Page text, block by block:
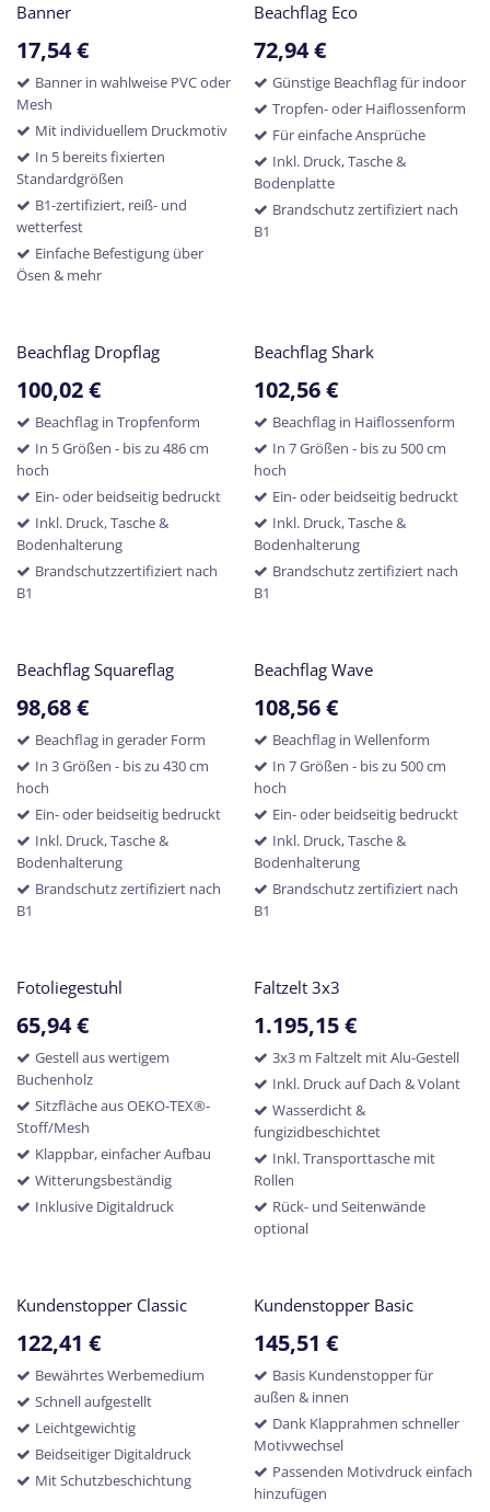
Banner
17,54€
Banner in wahlweise PVC oder
Mesh
Mit individuellem Druckmotiv
In 5 bereits fixierten
Standardgrößen
B1-zertifiziert, reiß- und
wetterfest
Einfache Befestigung über
Ösen & mehr
Beachflag Eco
72,94€
Günstige Beachflag für indoor
Tropfen- oder Haiflossenform
Für einfache Ansprüche
Inkl. Druck, Tasche &
Bodenplatte
Brandschutz zertifiziert nach
B1
Beachflag Dropflag
100,02€
Beachflag in Tropfenform
In 5 Größen - bis zu 486 cm
hoch
Ein- oder beidseitig bedruckt
Inkl. Druck, Tasche &
Bodenhalterung
Brandschutzzertifiziert nach
B1
Beachflag Shark
102,56€
Beachflag in Haiflossenform
In 7 Größen - bis zu 500 cm
hoch
Ein- oder beidseitig bedruckt
Inkl. Druck, Tasche &
Bodenhalterung
Brandschutz zertifiziert nach
B1
Beachflag Squareflag
98,68€
Beachflag in gerader Form
In 3 Größen - bis zu 430 cm
hoch
Ein- oder beidseitig bedruckt
Inkl. Druck, Tasche &
Bodenhalterung
Brandschutz zertifiziert nach
B1
Beachflag Wave
108,56€
Beachflag in Wellenform
In 7 Größen - bis zu 500 cm
hoch
Ein- oder beidseitig bedruckt
Inkl. Druck, Tasche &
Bodenhalterung
Brandschutz zertifiziert nach
B1
Fotoliegestuhl
65,94€
Gestell aus wertigem
Buchenholz
Sitzfläche aus OEKO-TEX®-
Stoff/Mesh
Klappbar, einfacher Aufbau
Witterungsbeständig
Inklusive Digitaldruck
Faltzelt 3x3
1.195,15€
3x3 m Faltzelt mit Alu-Gestell
Inkl. Druck auf Dach & Volant
Wasserdicht &
fungizidbeschichtet
Inkl. Transporttasche mit
Rollen
Rück- und Seitenwände
optional
Kundenstopper Classic
122,41 €
Bewährtes Werbemedium
Schnell aufgestellt
Leichtgewichtig
Beidseitiger Digitaldruck
Mit Schutzbeschichtung
Kundenstopper Basic
145,51 €
Basis Kundenstopper für
außen & innen
Dank Klapprahmen schneller
Motivwechsel
Passenden Motivdruck einfach
hinzufügen